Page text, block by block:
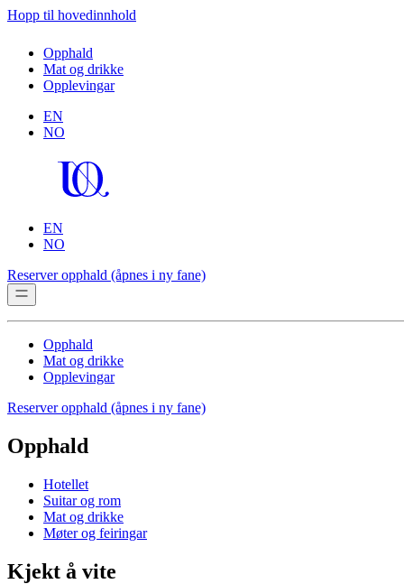
Hopp til hovedinnhold
Opphald
Mat og drikke
Opplevingar
EN
NO
EN
NO
Reserver opphald (åpnes i ny fane)
Opphald
Mat og drikke
Opplevingar
Reserver opphald (åpnes i ny fane)
Opphald
Hotellet
Suitar og rom
Mat og drikke
Møter og feiringar
Kjekt å vite